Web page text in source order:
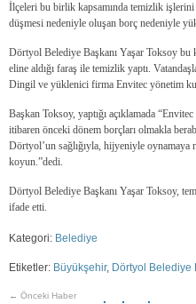
İlçeleri bu birlik kapsamında temizlik işlerini
düşmesi nedeniyle oluşan borç nedeniyle
Dörtyol Belediye Başkanı Yaşar Toksoy bu
eline aldığı faraş ile temizlik yaptı.
Dingil ve yüklenici firma Envitec yönetim
Başkan Toksoy, yaptığı açıklamada
itibaren önceki dönem borçları olmakla
Dörtyol’un sağlığıyla, hijyeniyle oynamaya
koyun.”dedi.
Dörtyol Belediye Başkanı Yaşar Toksoy,
ifade etti.
Kategori: Belediye
Etiketler: Büyükşehir, Dörtyol Belediye
← Önceki Haber